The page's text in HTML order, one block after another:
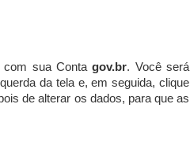
com sua Contagov.br. Você será
da tela e, em seguida, clique
de alterar os dados, para que as